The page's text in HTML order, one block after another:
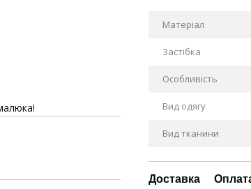
Матеріал
Застібка
Особливість
Вид одягу
Вид тканини
Доставка